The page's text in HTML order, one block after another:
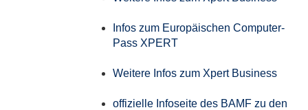
Infos zum Europäischen Computer-
Pass XPERT
Weitere Infos zum Xpert Business
offizielle Infoseite des BAMF zu den